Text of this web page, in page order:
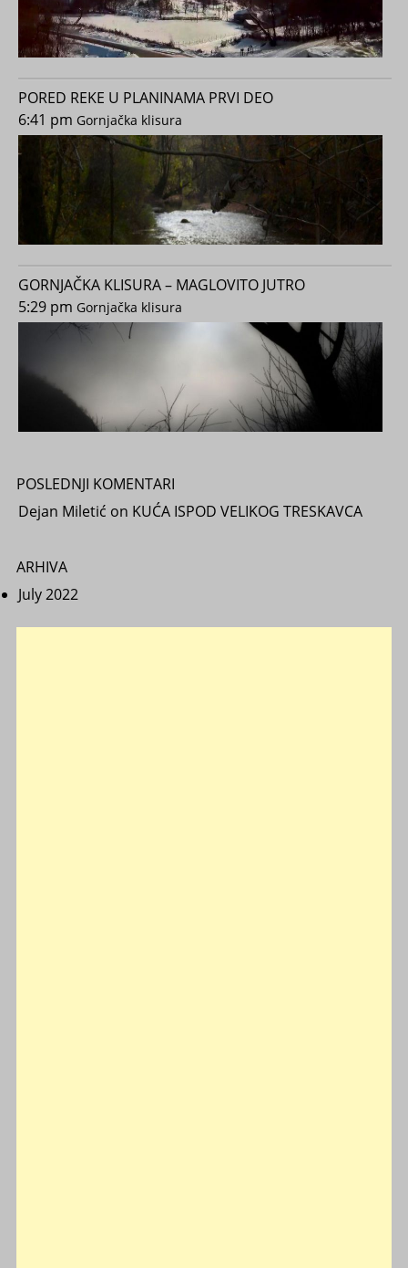
PORED REKE U PLANINAMA PRVI DEO
6:41 pm Gornjačka klisura
GORNJAČKA KLISURA – MAGLOVITO JUTRO
5:29 pm Gornjačka klisura
POSLEDNJI KOMENTARI
Dejan Miletić on KUĆA ISPOD VELIKOG TRESKAVCA
ARHIVA
July 2022